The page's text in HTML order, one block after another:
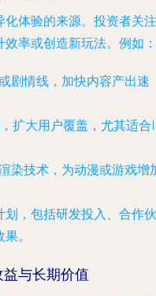
体验的来源。投资者关注
率或创造新玩法。例如：
剧情线，加快内容产出速
扩大用户覆盖，尤其适合
染技术，为动漫或游戏增
，包括研发投入、合作伙
。
与长期价值